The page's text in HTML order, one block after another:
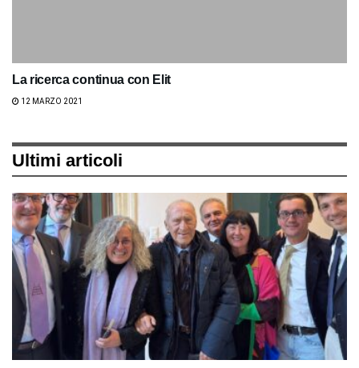
La ricerca continua con Elit
12 MARZO 2021
Ultimi articoli